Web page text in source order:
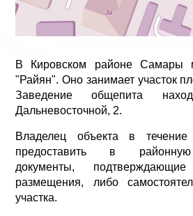
В Кировском районе Самары
"Райян". Оно занимает участок
Заведение общепита
Дальневосточной, 2.
Владелец объекта в
предоставить в
документы,
размещения, либо
участка.